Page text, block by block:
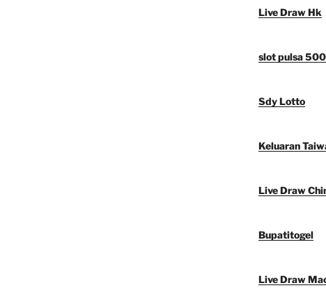
Live Draw Hk
slot pulsa
Sdy Lotto
Keluaran
Live Draw
Bupatitogel
Live Draw